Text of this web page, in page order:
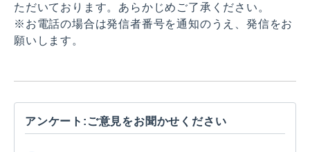
ただいております。あらかじめご了承ください。
※お電話の場合は発信者番号を通知のうえ、発信をお
願いします。
アンケート:ご意見をお聞かせください